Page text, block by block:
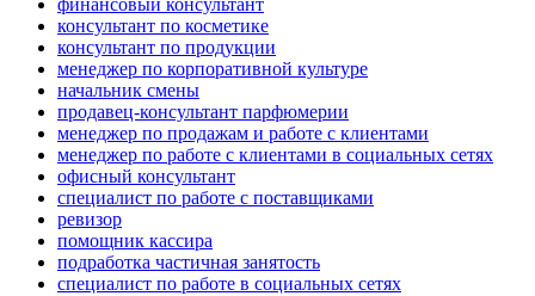
финансовый консультант
консультант по косметике
консультант по продукции
менеджер по корпоративной культуре
начальник смены
продавец-консультант парфюмерии
менеджер по продажам и работе с клиентами
менеджер по работе с клиентами в социальных сетях
офисный консультант
специалист по работе с поставщиками
ревизор
помощник кассира
подработка частичная занятость
специалист по работе в социальных сетях